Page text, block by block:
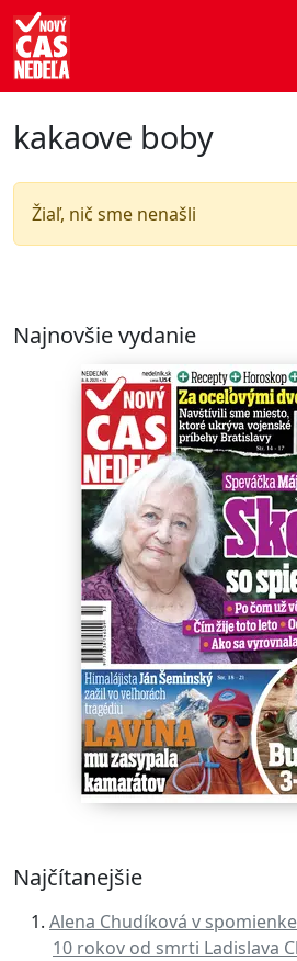
kakaove boby
Žiaľ, nič sme nenašli
Najnovšie vydanie
Najčítanejšie
Alena Chudíková v
10 rokov od smrti Ladislava